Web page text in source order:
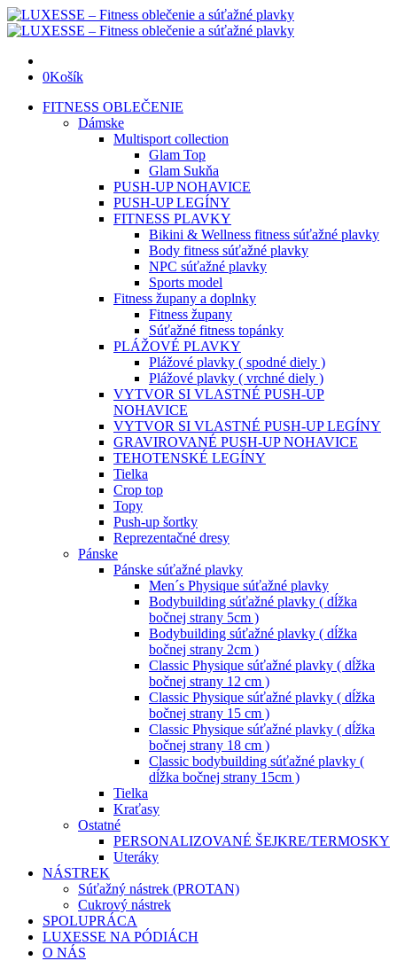
0Košík
FITNESS OBLEČENIE
Dámske
Multisport collection
Glam Top
Glam Sukňa
PUSH-UP NOHAVICE
PUSH-UP LEGÍNY
FITNESS PLAVKY
Bikini & Wellness fitness súťažné plavky
Body fitness súťažné plavky
NPC súťažné plavky
Sports model
Fitness župany a doplnky
Fitness župany
Súťažné fitness topánky
PLÁŽOVÉ PLAVKY
Plážové plavky ( spodné diely )
Plážové plavky ( vrchné diely )
VYTVOR SI VLASTNÉ PUSH-UP
NOHAVICE
VYTVOR SI VLASTNÉ PUSH-UP LEGÍNY
GRAVIROVANÉ PUSH-UP NOHAVICE
TEHOTENSKÉ LEGÍNY
Tielka
Crop top
Topy
Push-up šortky
Reprezentačné dresy
Pánske
Pánske súťažné plavky
Men´s Physique súťažné plavky
Bodybuilding súťažné plavky ( dĺžka
bočnej strany 5cm )
Bodybuilding súťažné plavky ( dĺžka
bočnej strany 2cm )
Classic Physique súťažné plavky ( dĺžka
bočnej strany 12 cm )
Classic Physique súťažné plavky ( dĺžka
bočnej strany 15 cm )
Classic Physique súťažné plavky ( dĺžka
bočnej strany 18 cm )
Classic bodybuilding súťažné plavky (
dĺžka bočnej strany 15cm )
Tielka
Kraťasy
Ostatné
PERSONALIZOVANÉ ŠEJKRE/TERMOSKY
Uteráky
NÁSTREK
Súťažný nástrek (PROTAN)
Cukrový nástrek
SPOLUPRÁCA
LUXESSE NA PÓDIÁCH
O NÁS